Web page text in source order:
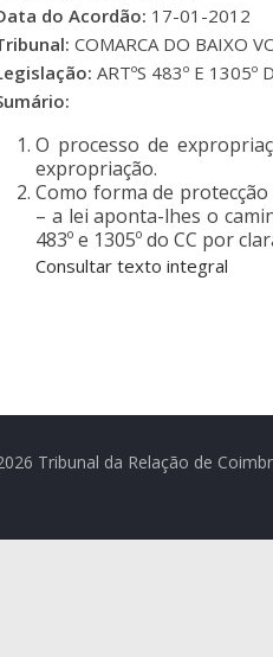
do Acordão: 17-01-2012
COMARCA DO BAIXO
ARTºS 483º E 1305º
O processo de
expropriação.
Como forma de
– a lei aponta-lhes o
483º e 1305º do CC por
Consultar texto integral
Tribunal da Relação de